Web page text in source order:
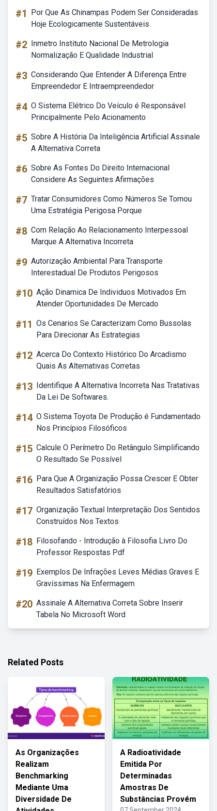
#1
Por Que As Chinampas Podem Ser Consideradas
Hoje Ecologicamente Sustentáveis
#2 Inmetro Instituto Nacional De Metrologia
Normalização E Qualidade Industrial
#3 Considerando Que Entender A Diferença Entre
Empreendedor E Intraempreendedor
#4 O Sistema Elétrico Do Veículo é Responsável
Principalmente Pelo Acionamento
#5 Sobre A História Da Inteligência Artificial Assinale
A Alternativa Correta
#6 Sobre As Fontes Do Direito Internacional
Considere As Seguintes Afirmações
#7 Tratar Consumidores Como Números Se Tornou
Uma Estratégia Perigosa Porque
#8 Com Relação Ao Relacionamento Interpessoal
Marque A Alternativa Incorreta
#9 Autorização Ambiental Para Transporte
Interestadual De Produtos Perigosos
#10 Ação Dinamica De Individuos Motivados Em
Atender Oportunidades De Mercado
#11 Os Cenarios Se Caracterizam Como Bussolas
Para Direcionar As Estrategias
#12 Acerca Do Contexto Histórico Do Arcadismo
Quais As Alternativas Corretas
#13 Identifique A Alternativa Incorreta Nas Tratativas
Da Lei De Softwares.
#14 O Sistema Toyota De Produção é Fundamentado
Nos Princípios Filosóficos
#15 Calcule O Perímetro Do Retângulo Simplificando
O Resultado Se Possível
#16 Para Que A Organização Possa Crescer E Obter
Resultados Satisfatórios
#17 Organização Textual Interpretação Dos Sentidos
Construídos Nos Textos
#18 Filosofando - Introdução à Filosofia Livro Do
Professor Respostas Pdf
#19 Exemplos De Infrações Leves Médias Graves E
Gravíssimas Na Enfermagem
#20 Assinale A Alternativa Correta Sobre Inserir
Tabela No Microsoft Word
Related Posts
As Organizações
Realizam
Benchmarking
Mediante Uma
Diversidade De
A Radioatividade
Emitida Por
Determinadas
Amostras De
Substâncias Provém